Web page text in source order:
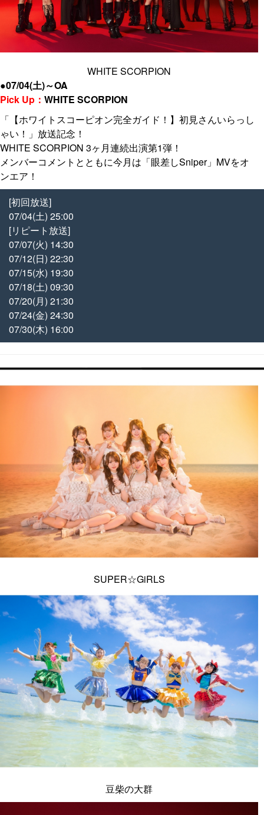
WHITE SCORPION
●07/04(土)～OA
Pick Up： WHITE SCORPION
「【ホワイトスコーピオン完全ガイド！】初見さんいらっし
ゃい！」放送記念！
WHITE SCORPION 3ヶ月連続出演第1弾！
メンバーコメントとともに今月は「眼差しSniper」MVをオ
ンエア！
[初回放送]
07/04(土) 25:00
[リピート放送]
07/07(火) 14:30
07/12(日) 22:30
07/15(水) 19:30
07/18(土) 09:30
07/20(月) 21:30
07/24(金) 24:30
07/30(木) 16:00
SUPER☆GiRLS
豆柴の大群